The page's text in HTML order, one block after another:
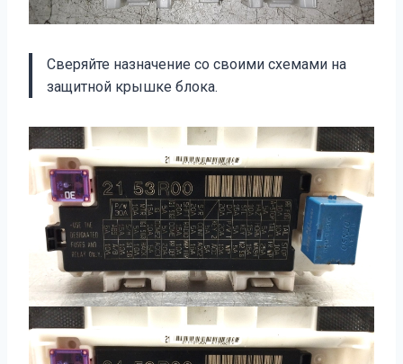
Сверяйте назначение со своими схемами на
защитной крышке блока.